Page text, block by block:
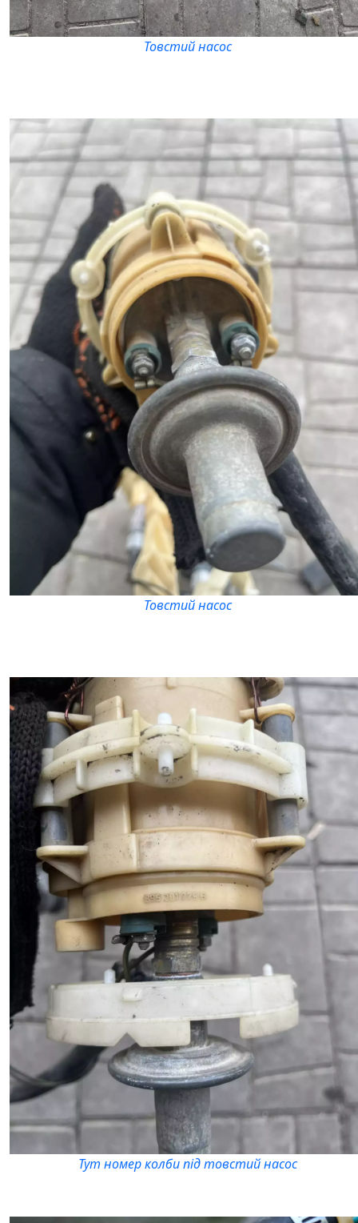
Товстий насос
Товстий насос
Тут номер колби під товстий насос